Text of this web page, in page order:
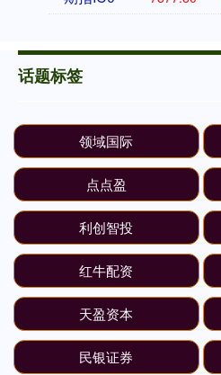
话题标签
领域国际
点点盈
利创智投
红牛配资
天盈资本
民银证券